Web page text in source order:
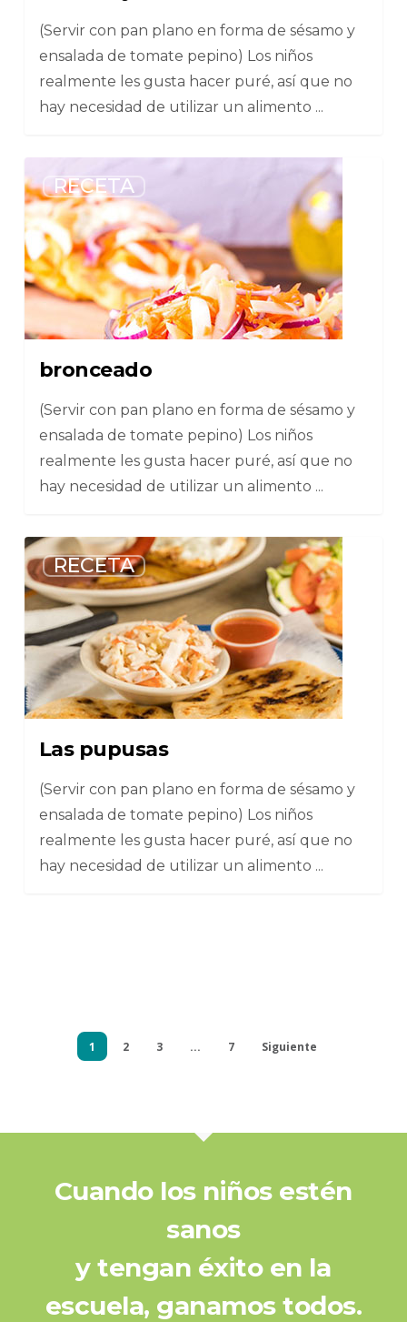
(Servir con pan plano en forma de sésamo y
ensalada de tomate pepino) Los niños
realmente les gusta hacer puré, así que no
hay necesidad de utilizar un alimento ...
RECETA
bronceado
(Servir con pan plano en forma de sésamo y
ensalada de tomate pepino) Los niños
realmente les gusta hacer puré, así que no
hay necesidad de utilizar un alimento ...
6
RECETA
Las pupusas
(Servir con pan plano en forma de sésamo y
ensalada de tomate pepino) Los niños
realmente les gusta hacer puré, así que no
hay necesidad de utilizar un alimento ...
6
1 2 3 ... 7 Siguiente
Cuando los niños estén
sanos
y tengan éxito en la
escuela, ganamos todos.